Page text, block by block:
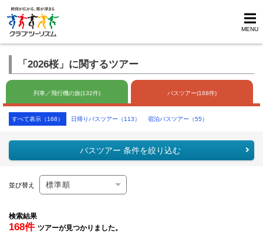
MENU
「2026桜」に関するツアー
列車／飛行機の旅(132件) バスツアー(168件)
すべて表示（168） 日帰りバスツアー（113） 宿泊バスツアー（55）
バスツアー 条件を絞り込む
並び替え
検索結果
168件 ツアーが見つかりました。